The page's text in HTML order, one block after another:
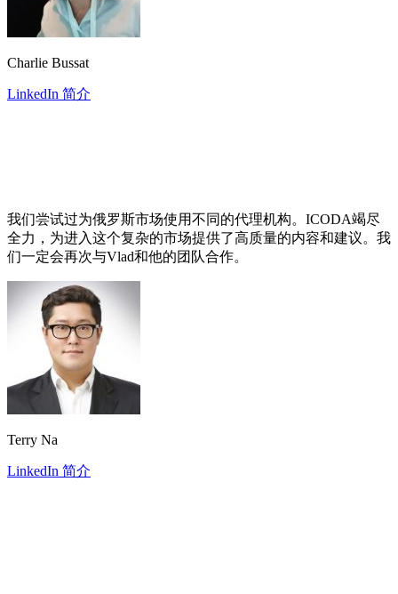
Charlie Bussat
LinkedIn 简介
我们尝试过为俄罗斯市场使用不同的代理机构。ICODA竭尽
全力，为进入这个复杂的市场提供了高质量的内容和建议。我
们一定会再次与Vlad和他的团队合作。
Terry Na
LinkedIn 简介